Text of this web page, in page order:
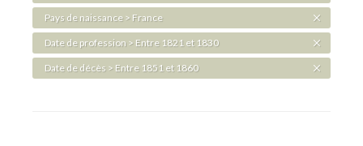
Pays de naissance > France
Date de profession > Entre 1821 et 1830
Date de décès > Entre 1851 et 1860